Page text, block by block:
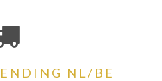
NL/BE